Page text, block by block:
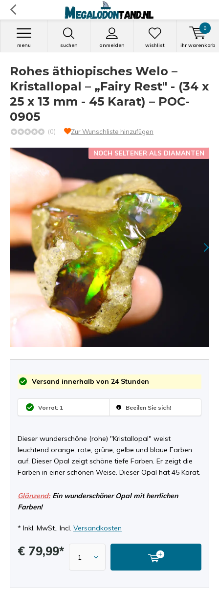
suchen anmelden
menu wishlist ihr warenkorb
0
Rohes äthiopisches Welo –
Kristallopal – „Fairy Rest" - (34 x
25 x 13 mm - 45 Karat) – POC-
0905
(0) Zur Wunschliste hinzufügen
NOCH SELTENER ALS DIAMANTEN
Versand innerhalb von 24 Stunden
Vorrat: 1 Beeilen Sie sich!
Dieser wunderschöne (rohe) "Kristallopal" weist
leuchtend orange, rote, grüne, gelbe und blaue Farben
auf. Dieser Opal zeigt schöne tiefe Farben. Er zeigt die
Farben in einer schönen Weise. Dieser Opal hat 45 Karat.
Glänzend:Ein wunderschöner Opal mit herrlichen
Farben!
* Inkl. MwSt., Incl. Versandkosten
€ 79,99*